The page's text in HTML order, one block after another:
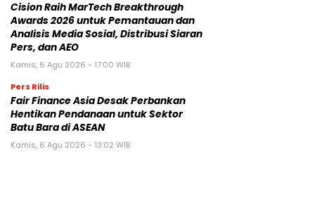
Cision Raih MarTech Breakthrough
Awards 2026 untuk Pemantauan dan
Analisis Media Sosial, Distribusi Siaran
Pers, dan AEO
Kamis, 6 Agu 2026 - 17:00 WIB
Pers Rilis
Fair Finance Asia Desak Perbankan
Hentikan Pendanaan untuk Sektor
Batu Bara di ASEAN
Kamis, 6 Agu 2026 - 13:02 WIB